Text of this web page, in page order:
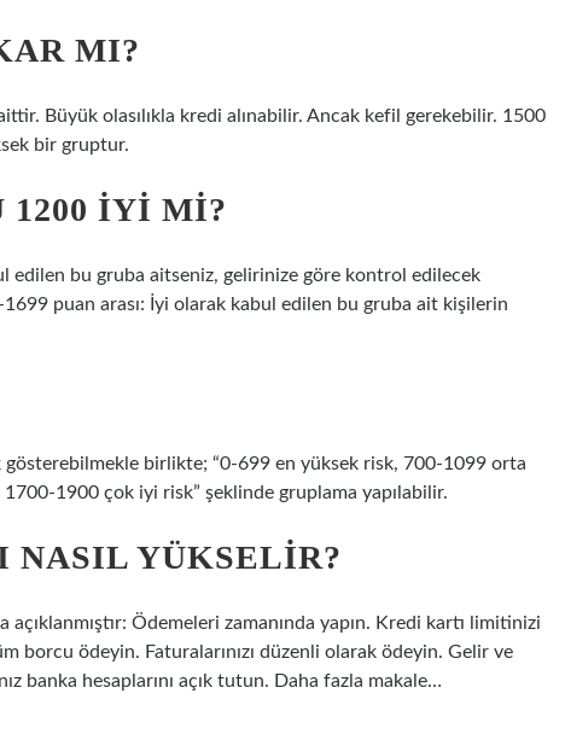
MI?
Büyük olasılıkla kredi alınabilir. Ancak kefil gerekebilir. 1500
bir gruptur.
1200 IYI MI?
edilen bu gruba aitseniz, gelirinize göre kontrol edilecek
1699 puan arası: İyi olarak kabul edilen bu gruba ait kişilerin
gösterebilmekle birlikte; “0-699 en yüksek risk, 700-1099 orta
1900 çok iyi risk” şeklinde gruplama yapılabilir.
YÜKSELIR?
açıklanmıştır: Ödemeleri zamanında yapın. Kredi kartı limitinizi
borcu ödeyin. Faturalarınızı düzenli olarak ödeyin. Gelir ve
banka hesaplarını açık tutun. Daha fazla makale…